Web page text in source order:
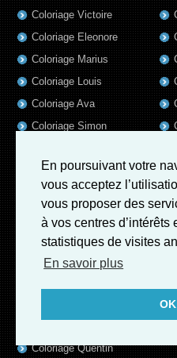
En poursuivant votre
vous acceptez
vous proposer des
à vos centres d’intérêts
statistiques de visites
En savoir plus
OK
Coloriage Victoire
Coloriage Eleonore
Coloriage Marius
Coloriage Louis
Coloriage Ava
Coloriage Simon
Coloriage Julien
Coloriage Nina
Coloriage Arthur
Coloriage Noe
Coloriage William
Coloriage Quentin